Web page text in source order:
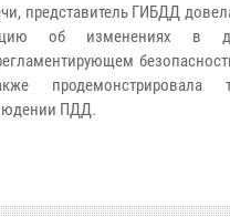
представитель ГИБДД
об изменениях в
продемонстрировала
ПДД.